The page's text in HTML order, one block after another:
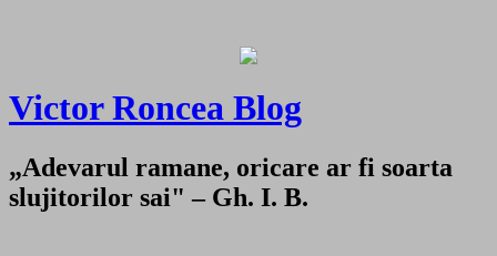
Victor Roncea Blog
„Adevarul ramane, oricare ar fi soarta
slujitorilor sai" – Gh. I. B.